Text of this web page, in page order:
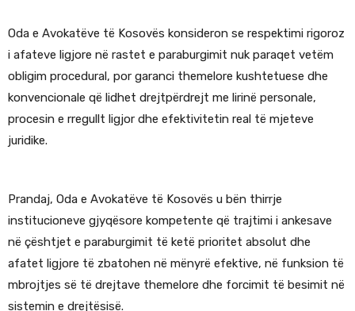
Oda e Avokatëve të Kosovës konsideron se respektimi rigoroz
i afateve ligjore në rastet e paraburgimit nuk paraqet vetëm
obligim procedural, por garanci themelore kushtetuese dhe
konvencionale që lidhet drejtpërdrejt me lirinë personale,
procesin e rregullt ligjor dhe efektivitetin real të mjeteve
juridike.
Prandaj, Oda e Avokatëve të Kosovës u bën thirrje
institucioneve gjyqësore kompetente që trajtimi i ankesave
në çështjet e paraburgimit të ketë prioritet absolut dhe
afatet ligjore të zbatohen në mënyrë efektive, në funksion të
mbrojtjes së të drejtave themelore dhe forcimit të besimit në
sistemin e drejtësisë.